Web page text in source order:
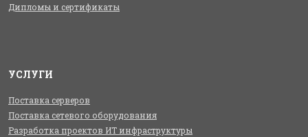
Дипломы и сертификаты
УСЛУГИ
Поставка серверов
Поставка сетевого оборудования
Разработка проектов ИТ инфраструктуры